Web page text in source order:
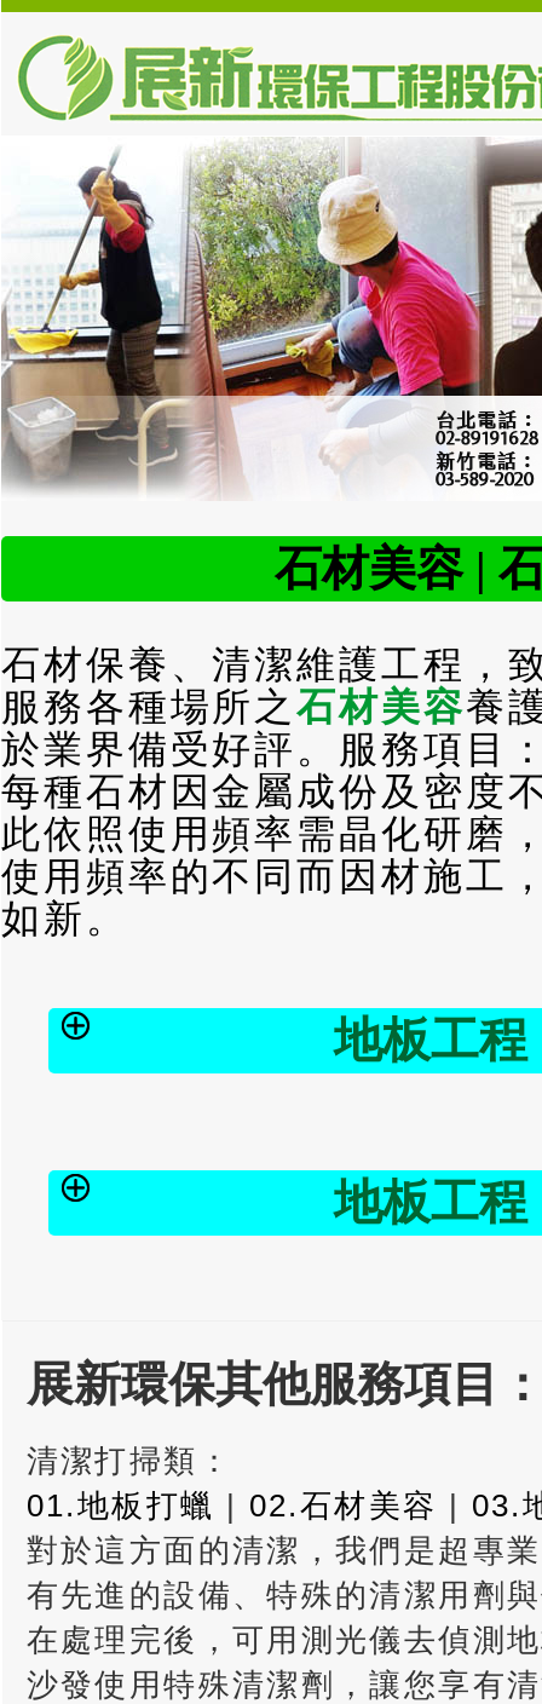
石材美容 |
石材保養、清潔維護工程，
服務各種場所之石材美容養
於業界備受好評。服務項目
每種石材因金屬成份及密度
此依照使用頻率需晶化研磨
使用頻率的不同而因材施工
如新。
地板工程
地板工程
展新環保其他服務項目
清潔打掃類：
01.地板打蠟 | 02.石材美容 | 03.
對於這方面的清潔，我們是超專
有先進的設備、特殊的清潔用劑
在處理完後，可用測光儀去偵測
沙發使用特殊清潔劑，讓您享有